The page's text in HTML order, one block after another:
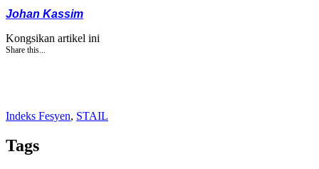
Johan Kassim
Kongsikan artikel ini
Share this...
Indeks Fesyen, STAIL
Tags